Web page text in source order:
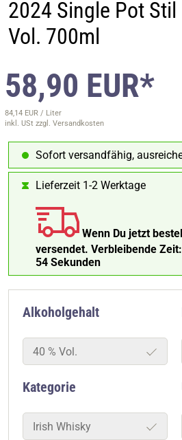
2024 Single Pot
Vol. 700ml
58,90 EUR*
84,14 EUR / Liter
inkl. USt zzgl. Versandkosten
Sofort versandfähig,
Lieferzeit 1-2 Werktage
Wenn Du jetzt
versendet. Verbleibende Zeit:
53 Sekunden
Alkoholgehalt
40 % Vol.
Kategorie
Irish Whisky